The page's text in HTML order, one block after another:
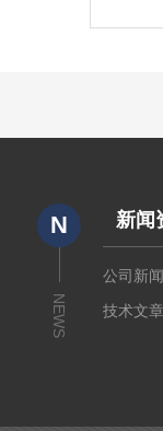
N
NEWS
新闻
公司新
技术文